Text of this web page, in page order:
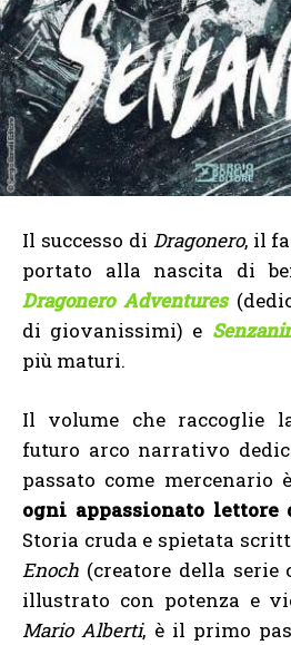
Il successo di Dragonero, il
portato alla nascita di
Dragonero Adventures
di giovanissimi) e
più maturi.
Il volume che raccoglie
futuro arco narrativo
passato come mercenario è
ogni appassionato
Storia cruda e spietata
Enoch (creatore della serie
illustrato con potenza e
Mario Alberti, è il primo